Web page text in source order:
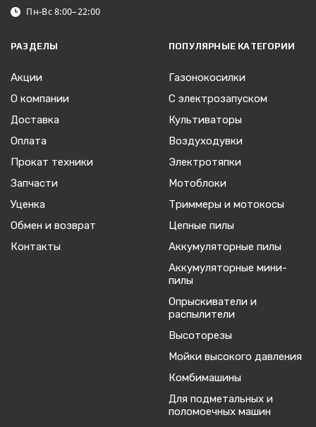
Пн-Вс 8:00–22:00
РАЗДЕЛЫ
Акции
О компании
Доставка
Оплата
Прокат техники
Запчасти
Уценка
Обмен и возврат
Контакты
ПОПУЛЯРНЫЕ КАТЕГОРИИ
Газонокосилки
С электрозапуском
Культиваторы
Воздуходувки
Электротяпки
Мотоблоки
Триммеры и мотокосы
Цепные пилы
Аккумуляторные пилы
Аккумуляторные мини-
пилы
Опрыскиватели и
распылители
Высоторезы
Мойки высокого давления
Комбимашины
Для подметальных и
поломоечных машин